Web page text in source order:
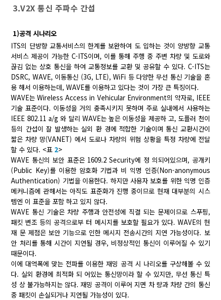
3.V2X 통신 주파수 간섭
1)공격 시나리오
ITS의 단방향 교통서비스의 한계를 보완하여 도 입하는 것이 양방향 교통
서비스 제공이 가능한 C-ITS이며, 이를 통해 주행 중 주변 차량 및 도로와
끊김 없는 상호 통신을 하여 교통정보를 교환 및 공유할 수 있다. C-ITS는
DSRC, WAVE, 이동통신 (3G, LTE), WiFi 등 다양한 무선 통신 기술을 혼
용 해서 이용하는데, WAVE를 이용하고 있다는 것이 가장 큰 특징이다.
WAVE는 Wireless Access in Vehicular Environment의 약자로, IEEE
기술 표준이다. 이동성을 거의 충족시키지 못하며 주로 실내에서 사용하는
IEEE 802.11 a/g 와 달리 WAVE는 높은 이동성을 제공하 고, 도플러 천이
등의 간섭이 잘 발생하는 실외 환 경에 적합한 기술이며 통신 교환시간이
짧은 차량 망(VANET) 에서 도로나 차량의 위험 상황을 특정 차량에 전달
할 수 있다. <표 2>
WAVE 통신의 보안 표준은 1609.2 Security에 정 의되어있으며, 공개키
(Public Key)를 이용한 암호화 기법과 비 익명 인증(Non-anonymous
Authentication) 기법을 이용한다. 하지만 사용자 보호를 위한 익명 인증
메커니즘에 관해서는 아직도 표준화가 진행 중이므로 현재 대부분의 시스
템엔 이 표준을 포함 하고 있지 않다.
WAVE 통신 기술은 차량 주행과 안전성에 직결 되는 문제이므로 스푸핑,
패킷 변조 등의 공격으로부 터 메시지를 보호할 필요가 있다. WAVE의 현
재 문 제점은 보안 기능으로 인한 메시지 전송시간의 지연 가능성이다. 보
안 처리를 통해 시간이 지연될 경우, 비정상적인 통신이 이루어질 수 있기
때문이다.
이에 대역폭에 맞는 전파를 이용한 재밍 공격 시 나리오를 구상해볼 수 있
다. 실외 환경에 최적화 되 어있는 통신망이라 할 수 있지만, 무선 통신 특
성 상 불가능하지는 않다. 재밍 공격이 이루어 지면 차 량과 차량 간의 통신
중 패킷이 손실되거나 지연될 가능성이 있다.